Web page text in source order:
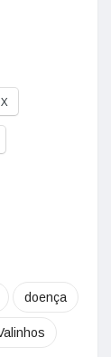
X
doença